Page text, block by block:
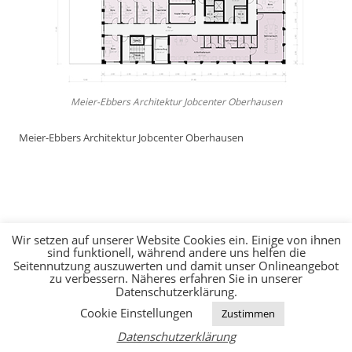
Meier-Ebbers Architektur Jobcenter Oberhausen
Meier-Ebbers Architektur Jobcenter Oberhausen
JOBS KONTAKT IMPRESSUM DATENSCHUTZERKLÄRUNG
Wir setzen auf unserer Website Cookies ein. Einige von ihnen
sind funktionell, während andere uns helfen die
Seitennutzung auszuwerten und damit unser Onlineangebot
zu verbessern. Näheres erfahren Sie in unserer
Datenschutzerklärung.
Cookie Einstellungen
Zustimmen
Datenschutzerklärung